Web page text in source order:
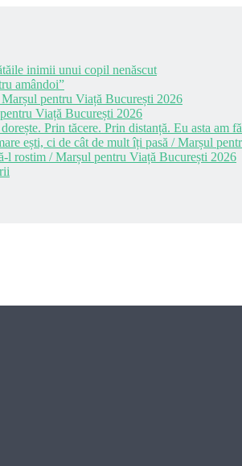
inimii unui copil nenăscut
amândoi”
pentru Viață București 2026
Viață București 2026
Prin tăcere. Prin distanță. Eu asta am
ești, ci de cât de mult îți pasă / Marșul
l rostim / Marșul pentru Viață București 2026